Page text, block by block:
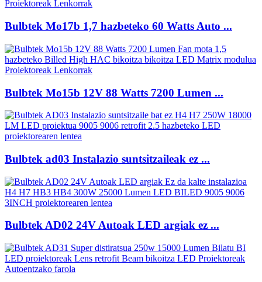
Bulbtek Mo17b 1,7 hazbeteko 60 Watts Auto ...
Bulbtek Mo15b 12V 88 Watts 7200 Lumen ...
Bulbtek ad03 Instalazio suntsitzaileak ez ...
Bulbtek AD02 24V Autoak LED argiak ez ...